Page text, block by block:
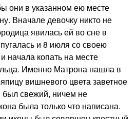
они в указанном ею месте
Вначале девочку никто не
явилась ей во сне в
и 8 июля со своею
начала копать на месте
Именно Матрона нашла в
вишневого цвета заветное
свежий, ничем не
была только что написана.